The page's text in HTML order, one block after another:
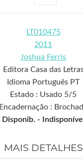
LT010475
2011
Joshua Ferris
Editora Casa das
Idioma Português PT
Estado : Usado 5/5
Encadernação :
Disponib. -
Indisponível
MAIS DETALHES